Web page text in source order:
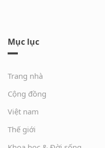
Mục lục
Trang nhà
Cộng đồng
Việt nam
Thế giới